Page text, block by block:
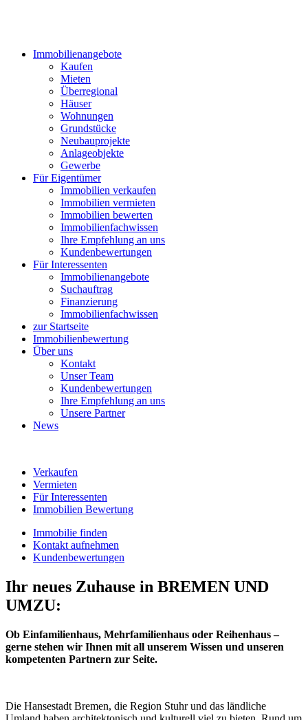
Immobilienangebote
Kaufen
Mieten
Überregional
Häuser
Wohnungen
Grundstücke
Neubauprojekte
Anlageobjekte
Gewerbe
Für Eigentümer
Immobilien verkaufen
Immobilien vermieten
Immobilien bewerten
Immobilienfachwissen
Ihre Empfehlung an uns
Kundenbewertungen
Für Interessenten
Immobilienangebote
Suchauftrag
Finanzierung
Immobilienfachwissen
zur Startseite
Immobilienbewertung
Über uns
Kontakt
Unser Team
Kundenbewertungen
Ihre Empfehlung an uns
Unsere Partner
News
Verkaufen
Vermieten
Für Interessenten
Immobilien Bewertung
Immobilie finden
Kontakt aufnehmen
Kundenbewertungen
Ihr neues Zuhause in BREMEN UND
UMZU:
Ob Einfamilienhaus, Mehrfamilienhaus oder Reihenhaus –
gerne stehen wir Ihnen mit all unserem Wissen und unseren
kompetenten Partnern zur Seite.
Die Hansestadt Bremen, die Region Stuhr und das ländliche